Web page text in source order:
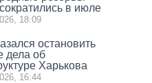
в июле
18:09
остановить
дела об
Харькова
16:44